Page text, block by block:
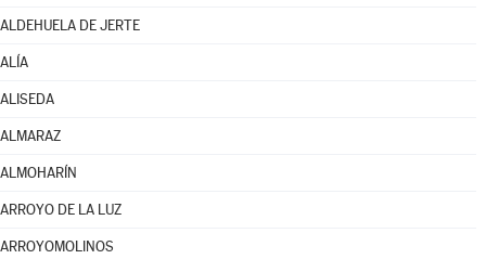
ALDEHUELA DE JERTE
ALÍA
ALISEDA
ALMARAZ
ALMOHARÍN
ARROYO DE LA LUZ
ARROYOMOLINOS